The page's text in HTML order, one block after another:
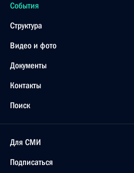
События
Структура
Видео и фото
Документы
Контакты
Поиск
Для СМИ
Подписаться